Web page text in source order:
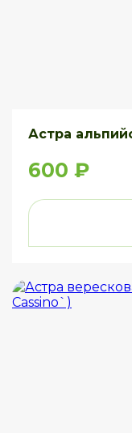
Астра
600 ₽